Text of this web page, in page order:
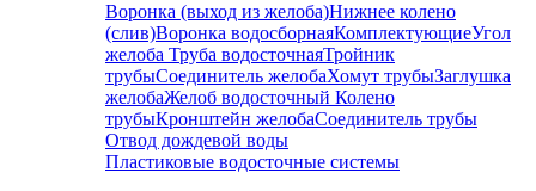
Воронка (выход из желоба)Нижнее колено
(слив)Воронка водосборнаяКомплектующиеУгол
желоба Труба водосточнаяТройник
трубыСоединитель желобаХомут трубыЗаглушка
желобаЖелоб водосточный Колено
трубыКронштейн желобаСоединитель трубы
Отвод дождевой воды
Пластиковые водосточные системы